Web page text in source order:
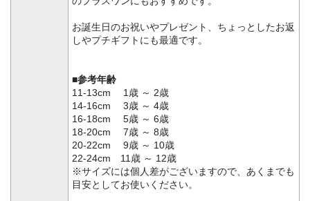
お誕生日のお祝いやプレゼント、ちょっとしたお返
しやプチギフトにも最適です。
■参考年齢
11-13cm 1歳 ～ 2歳
14-16cm 3歳 ～ 4歳
16-18cm 5歳 ～ 6歳
18-20cm 7歳 ～ 8歳
20-22cm 9歳 ～ 10歳
22-24cm 11歳 ～ 12歳
※サイズには個人差がございますので、あくまでも
目安としてお使いください。